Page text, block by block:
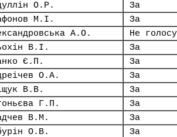
О.Р.
За
М.І.
За
А.О.
Не
В.І.
За
Є.П.
За
О.А.
За
В.В.
За
Г.П.
За
В.М.
За
О.В.
За